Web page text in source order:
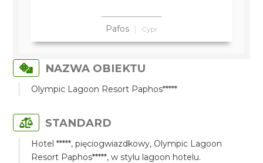
Pafos Cypr
NAZWA OBIEKTU
Olympic Lagoon Resort Paphos*****
STANDARD
Hotel *****, pięciogwiazdkowy, Olympic Lagoon
Resort Paphos*****, w stylu lagoon hotelu.